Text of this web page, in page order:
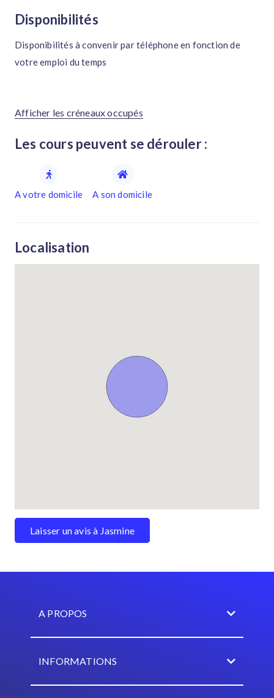
Disponibilités
Disponibilités à convenir par téléphone en fonction de
votre emploi du temps
Afficher les créneaux occupés
Les cours peuvent se dérouler :
A votre domicile A son domicile
Localisation
Laisser un avis à Jasmine
A PROPOS
INFORMATIONS